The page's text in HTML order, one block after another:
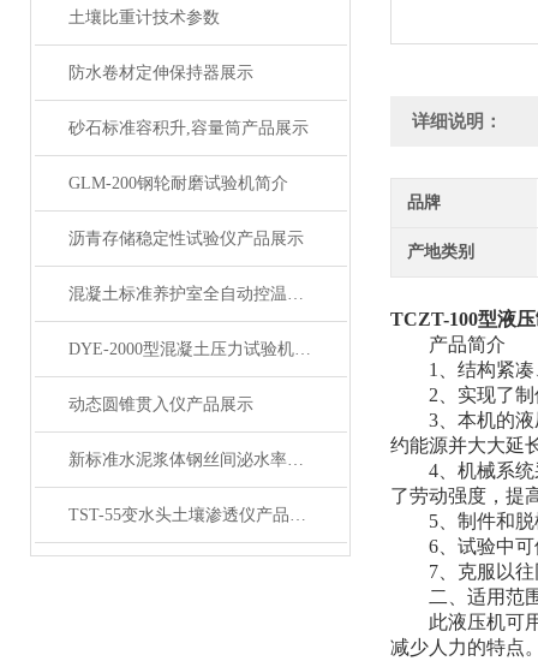
土壤比重计技术参数
防水卷材定伸保持器展示
砂石标准容积升,容量筒产品展示
GLM-200钢轮耐磨试验机简介
沥青存储稳定性试验仪产品展示
混凝土标准养护室全自动控温控湿设备展示
DYE-2000型混凝土压力试验机200吨产品展示
动态圆锥贯入仪产品展示
新标准水泥浆体钢丝间泌水率试验仪毛细测定仪产品展示
TST-55变水头土壤渗透仪产品展示
详细说明：
品牌
产地类别
TCZT-100型液
产品简介
1、结构紧凑
2、实现了制
3、本机的液压
约能源并大大延
4、机械系统采
了劳动强度，提
5、制件和脱
6、试验中可
7、克服以往
二、适用范
此液压机可用
减少人力的特点